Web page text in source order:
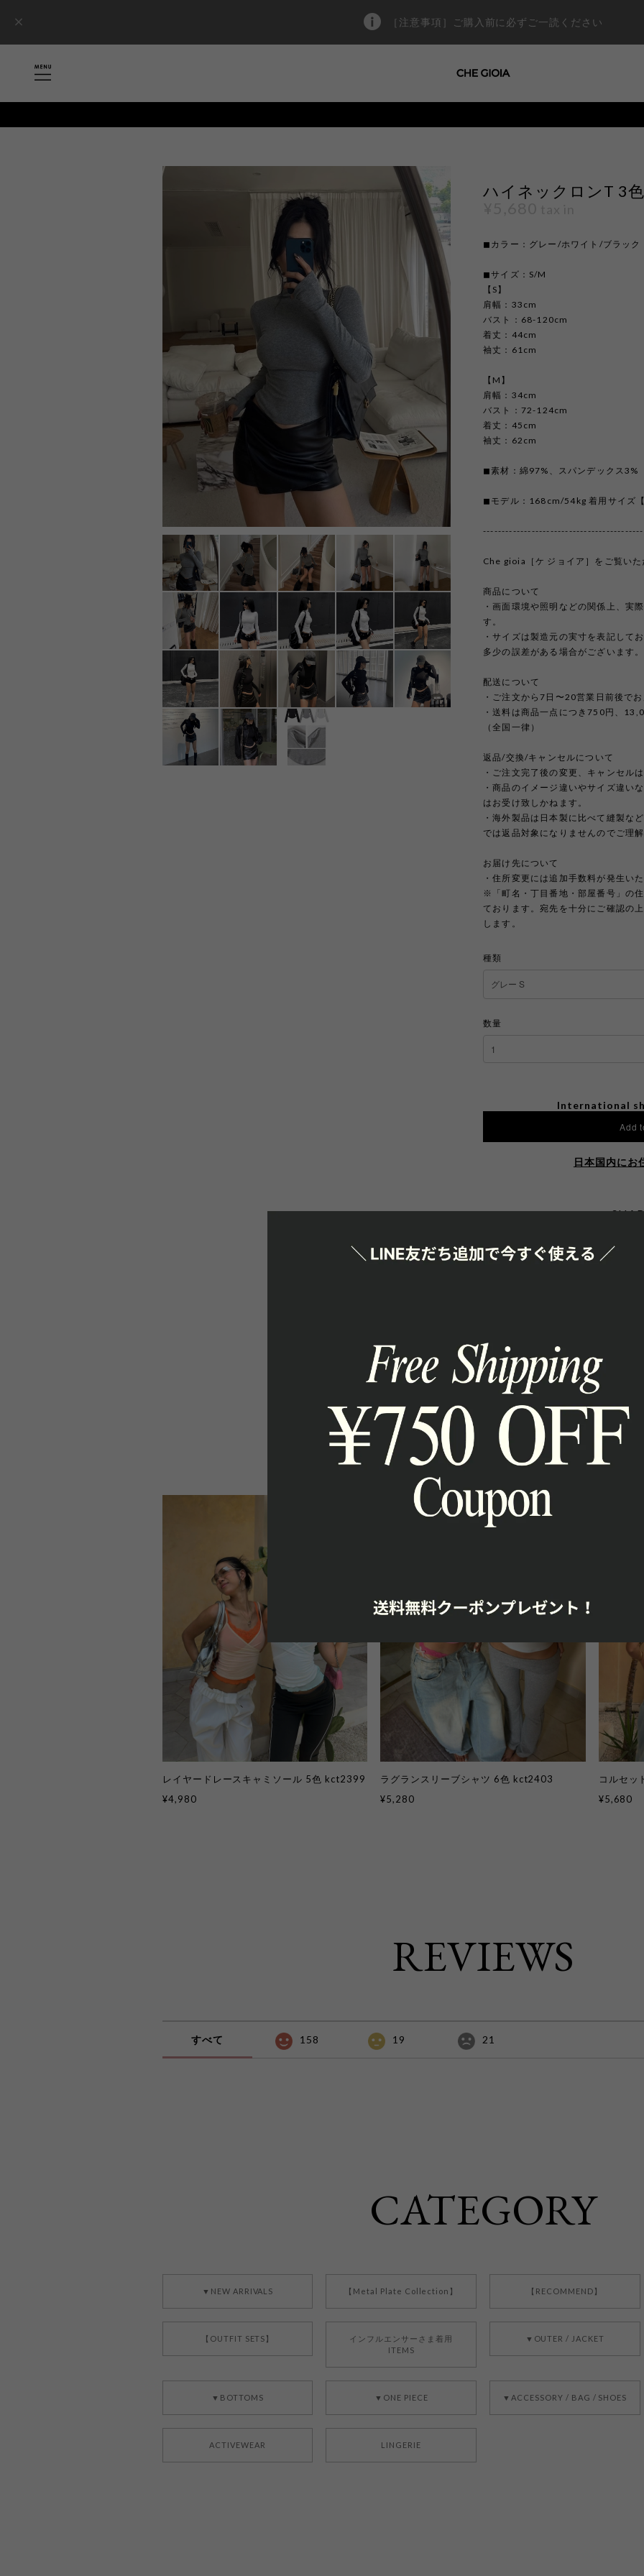
［注意事項］ご購入前に必ずご一読ください
ハイネックロンT 3
◼︎カラー：グレー/ホワイト/ブラック
◼︎サイズ：S/M
【S】
肩幅：33cm
バスト：68-120cm
着丈：44cm
袖丈：61cm
【M】
肩幅：34cm
バスト：72-124cm
着丈：45cm
袖丈：62cm
◼︎素材：綿97%、スパンデックス3%
◼︎モデル：168cm/54kg 着用サイズ
Che gioia［ケ ジョイア］をご覧い
商品について
・画面環境や照明などの関係上、実
す。
・サイズは製造元の実寸を表記して
多少の誤差がある場合がございます。
配送について
・ご注文から7日〜20営業日前後で
・送料は商品一点につき750円、
（全国一律）
返品/交換/キャンセルについて
・ご注文完了後の変更、キャンセル
・商品のイメージ違いやサイズ違い
はお受け致しかねます。
・海外製品は日本製に比べて縫製な
では返品対象になりませんのでご理
お届け先について
・住所変更には追加手数料が発生い
※「町名・丁目番地・部屋番号」の
ております。宛先を十分にご確認の
します。
種類
数量
International
Add
日本国内にお
RELATED
レイヤードレースキャミソール 5色 kct2399
¥4,980
ラグランスリーブシャツ 6色 kct2403
¥5,280
コルセ
¥5,680
REVIEWS
すべて 158 19 21
CATEGORY
▼NEW ARRIVALS 【Metal Plate Collection】 【RECOMMEND】
【OUTFIT SETS】
インフルエンサーさま着用
ITEMS
▼OUTER / JACKET
▼BOTTOMS ▼ONE PIECE ▼ACCESSORY / BAG / SHOES
ACTIVEWEAR LINGERIE